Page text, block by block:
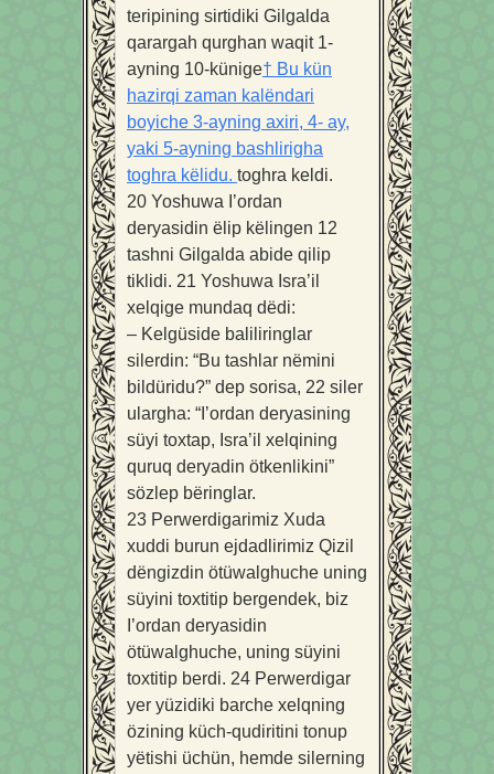
teripining sirtidiki Gilgalda
qarargah qurghan waqit 1-
ayning 10-künige† Bu kün
hazirqi zaman kalëndari
boyiche 3-ayning axiri, 4- ay,
yaki 5-ayning bashlirigha
toghra këlidu. toghra keldi.
20 Yoshuwa I’ordan
deryasidin ëlip këlingen 12
tashni Gilgalda abide qilip
tiklidi. 21 Yoshuwa Isra’il
xelqige mundaq dëdi:
– Kelgüside baliliringlar
silerdin: “Bu tashlar nëmini
bildüridu?” dep sorisa, 22 siler
ulargha: “I’ordan deryasining
süyi toxtap, Isra’il xelqining
quruq deryadin ötkenlikini”
sözlep bëringlar.
23 Perwerdigarimiz Xuda
xuddi burun ejdadlirimiz Qizil
dëngizdin ötüwalghuche uning
süyini toxtitip bergendek, biz
I’ordan deryasidin
ötüwalghuche, uning süyini
toxtitip berdi. 24 Perwerdigar
yer yüzidiki barche xelqning
özining küch-qudiritini tonup
yëtishi üchün, hemde silerning